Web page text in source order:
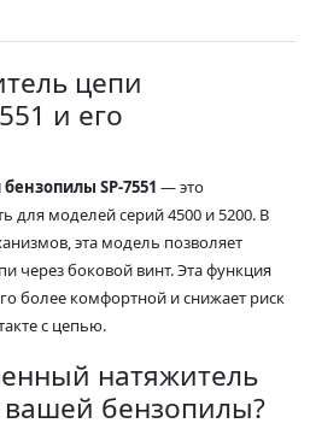
цепи
и его
SP-7551 — это
для моделей серий 4500 и 5200. В
эта модель позволяет
через боковой винт. Эта функция
более комфортной и снижает риск
с цепью.
натяжитель
бензопилы?